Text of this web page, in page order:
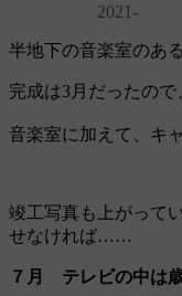
2021‐
半地下の音楽室のある
完成は3月だったので
音楽室に加えて、キ
竣工写真も上がって
せなければ……
７月 テレビの中は歳